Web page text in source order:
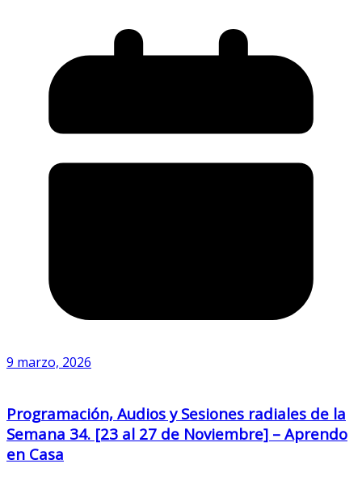
9 marzo, 2026
Programación, Audios y Sesiones radiales de la
Semana 34. [23 al 27 de Noviembre] – Aprendo
en Casa